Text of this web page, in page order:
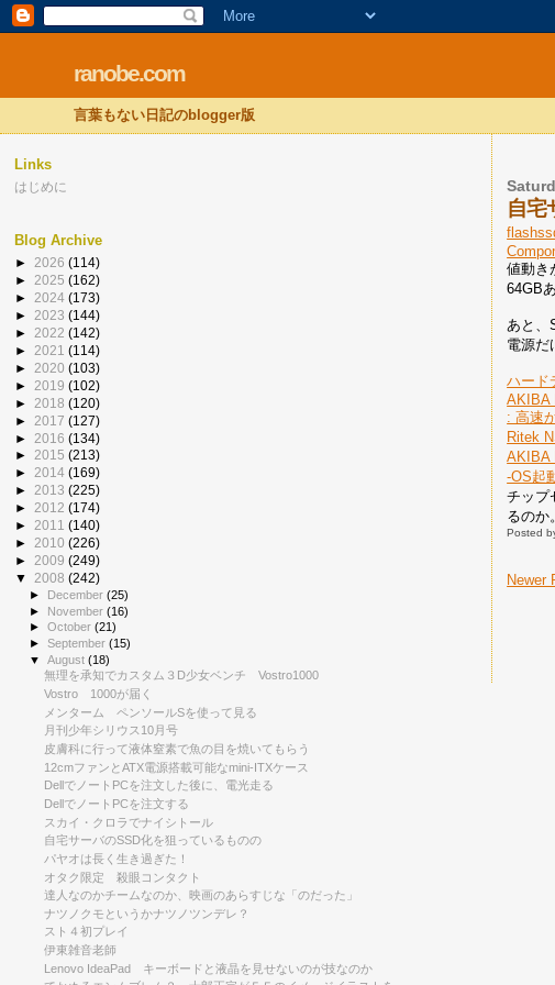
ranobe.com
言葉もない日記のblogger版
自宅
値動き
64GB
あと、
電源だ
ハード
AKIBA
: 高速
Ritek
AKIBA
-OS起
チップ
るのか。
Posted
Newer
Links
はじめに
Blog Archive
► 2026 (114)
► 2025 (162)
► 2024 (173)
► 2023 (144)
► 2022 (142)
► 2021 (114)
► 2020 (103)
► 2019 (102)
► 2018 (120)
► 2017 (127)
► 2016 (134)
► 2015 (213)
► 2014 (169)
► 2013 (225)
► 2012 (174)
► 2011 (140)
► 2010 (226)
► 2009 (249)
▼ 2008 (242)
► December(25)
► November(16)
►October(21)
►September(15)
▼August(18)
無理を承知でカスタム３D少女ベンチ Vostro1000
Vostro 1000が届く
メンターム ペンソールSを使って見る
月刊少年シリウス10月号
皮膚科に行って液体窒素で魚の目を焼いてもらう
12cmファンとATX電源搭載可能なmini-ITXケース
DellでノートPCを注文した後に、電光走る
DellでノートPCを注文する
スカイ・クロラでナイシトール
自宅サーバのSSD化を狙っているものの
パヤオは長く生き過ぎた！
オタク限定 殺眼コンタクト
達人なのかチームなのか、映画のあらすじな「のだった」
ナツノクモというかナツノツンデレ？
スト４初プレイ
伊東雑音老師
Lenovo IdeaPad キーボードと液晶を見せないのが技なのか